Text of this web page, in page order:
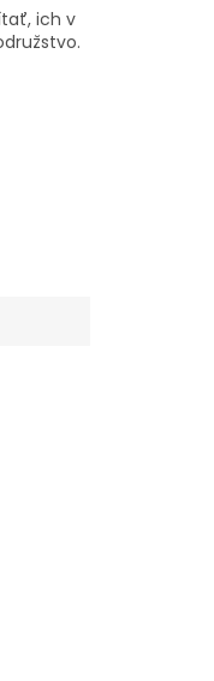
ich v